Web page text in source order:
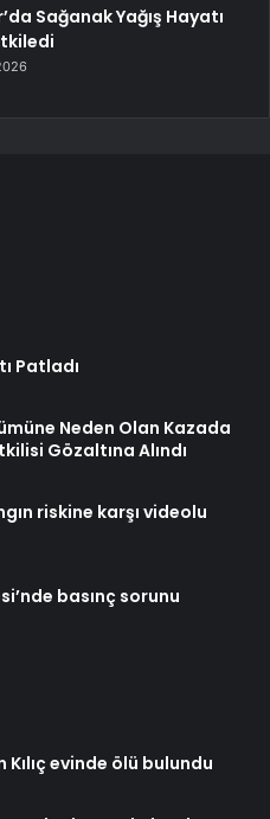
Sağanak Yağış Hayatı
Patladı
Neden Olan Kazada
Gözaltına Alındı
riskine karşı videolu
basınç sorunu
Kılıç evinde ölü bulundu